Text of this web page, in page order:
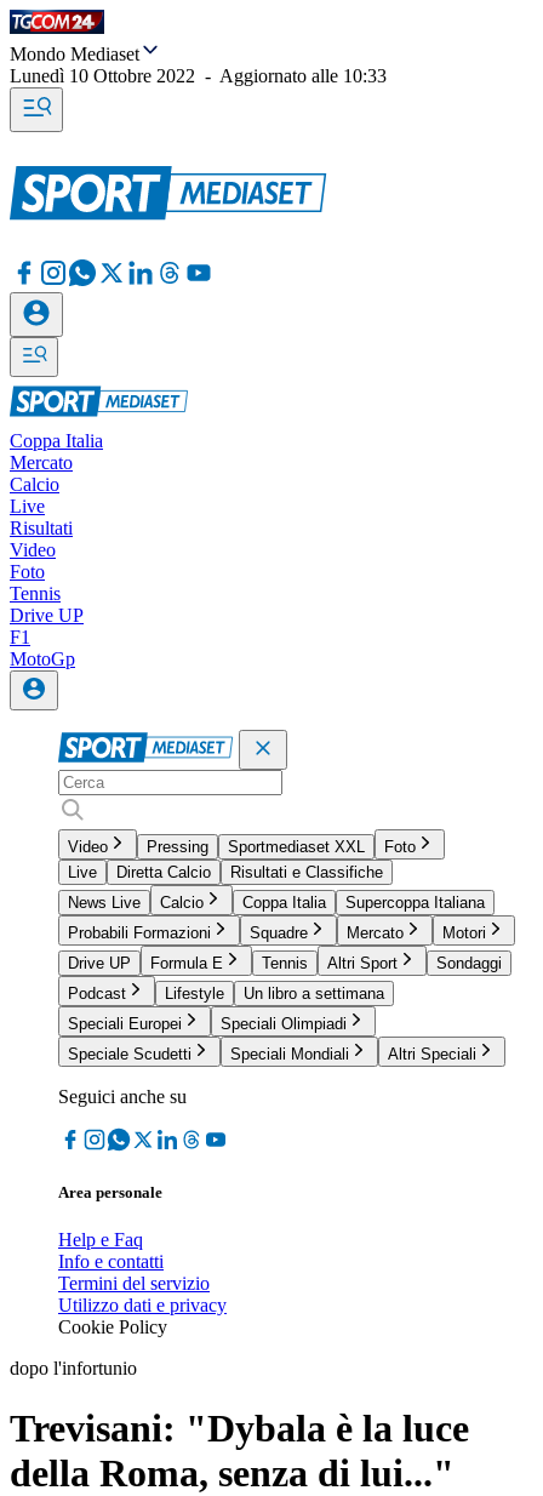
Mondo Mediaset
Lunedì 10 Ottobre 2022 - Aggiornato alle 10:33
Coppa Italia
Mercato
Calcio
Live
Risultati
Video
Foto
Tennis
Drive UP
F1
MotoGp
Video Pressing Sportmediaset XXL
Foto
Live
Diretta Calcio
Risultati e Classifiche
News Live
Calcio Coppa Italia
Supercoppa Italiana
Probabili Formazioni
Squadre Mercato
Motori
Drive UP
Formula E Tennis Altri Sport
Sondaggi
Podcast
Lifestyle
Un libro a settimana
Speciali Europei
Speciali Olimpiadi
Speciale Scudetti
Speciali Mondiali Altri Speciali
Seguici anche su
Area personale
Help e Faq
Info e contatti
Termini del servizio
Utilizzo dati e privacy
Cookie Policy
dopo l'infortunio
Trevisani: "Dybala è la luce
della Roma, senza di lui..."